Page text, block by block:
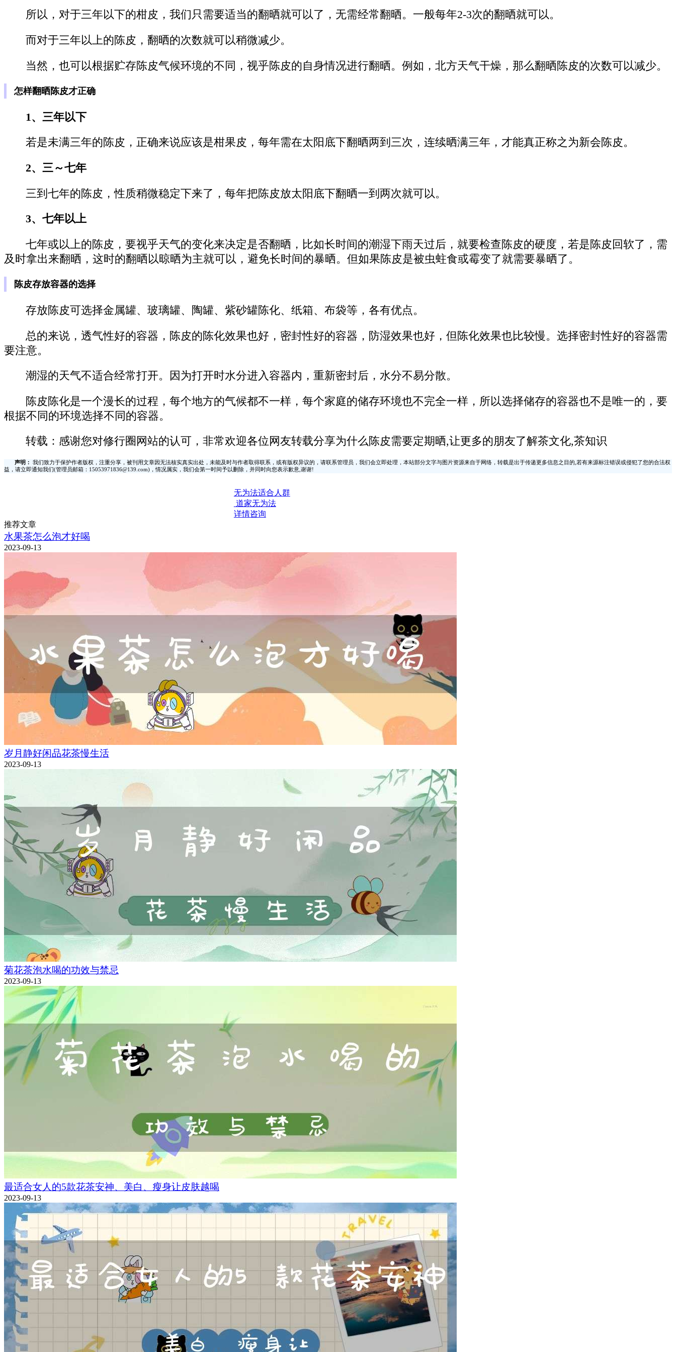
所以，对于三年以下的柑皮，我们只需要适当的翻晒就可以了，无需经常翻晒。一般每年2-3次的翻晒就可以。
而对于三年以上的陈皮，翻晒的次数就可以稍微减少。
当然，也可以根据贮存陈皮气候环境的不同，视乎陈皮的自身情况进行翻晒。例如，北方天气干燥，那么翻晒陈皮的次数可以减少。
怎样翻晒陈皮才正确
1、三年以下
若是未满三年的陈皮，正确来说应该是柑果皮，每年需在太阳底下翻晒两到三次，连续晒满三年，才能真正称之为新会陈皮。
2、三～七年
三到七年的陈皮，性质稍微稳定下来了，每年把陈皮放太阳底下翻晒一到两次就可以。
3、七年以上
七年或以上的陈皮，要视乎天气的变化来决定是否翻晒，比如长时间的潮湿下雨天过后，就要检查陈皮的硬度，若是陈皮回软了，需
及时拿出来翻晒，这时的翻晒以晾晒为主就可以，避免长时间的暴晒。但如果陈皮是被虫蛀食或霉变了就需要暴晒了。
陈皮存放容器的选择
存放陈皮可选择金属罐、玻璃罐、陶罐、紫砂罐陈化、纸箱、布袋等，各有优点。
总的来说，透气性好的容器，陈皮的陈化效果也好，密封性好的容器，防湿效果也好，但陈化效果也比较慢。选择密封性好的容器需
要注意。
潮湿的天气不适合经常打开。因为打开时水分进入容器内，重新密封后，水分不易分散。
陈皮陈化是一个漫长的过程，每个地方的气候都不一样，每个家庭的储存环境也不完全一样，所以选择储存的容器也不是唯一的，要
根据不同的环境选择不同的容器。
转载：感谢您对修行圈网站的认可，非常欢迎各位网友转载分享为什么陈皮需要定期晒,让更多的朋友了解茶文化,茶知识
声明：
我们致力于保护作者版权，注重分享，被刊用文章因无法核实真实出处，未能及时与作者取得联系，或有版权异议的，请联系管理员，我们会立即处理，本站部分文字与图片资源来自于网络，转载是出于传递更多信息之目的,若有来源标注错误或侵犯了您的合法权
益，请立即通知我们(管理员邮箱：15053971836@139.com)，情况属实，我们会第一时间予以删除，并同时向您表示歉意,谢谢!
无为法适合人群
道家无为法
详情咨询
推荐文章
水果茶怎么泡才好喝
2023-09-13
岁月静好闲品花茶慢生活
2023-09-13
菊花茶泡水喝的功效与禁忌
2023-09-13
最适合女人的5款花茶安神、美白、瘦身让皮肤越喝
2023-09-13